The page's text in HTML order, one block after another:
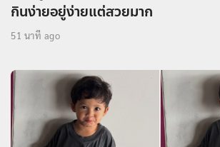
กินง่ายอยู่ง่ายแต่สวยมาก
51 นาที ago